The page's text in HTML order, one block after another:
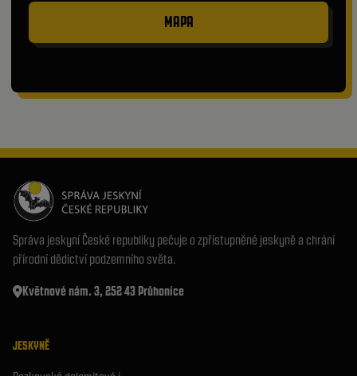
MAPA
Správa jeskyní České republiky pečuje o zpřístupněné jeskyně a chrání
přírodní dědictví podzemního světa.
Květnové nám. 3, 252 43 Průhonice
JESKYNĚ